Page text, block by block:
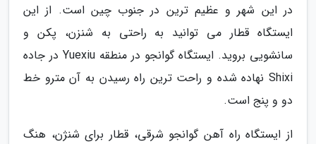
در این شهر و عظیم ترین در جنوب چین است. از این
ایستگاه قطار می توانید به راحتی به شنزن، پکن و
سانشویی بروید. ایستگاه گوانجو در منطقه Yuexiu در جاده
Shixi نهاده شده و راحت ترین راه رسیدن به آن مترو خط
دو و پنج است.
از ایستگاه راه آهن گوانجو شرقی، قطار برای شنژن، هنگ